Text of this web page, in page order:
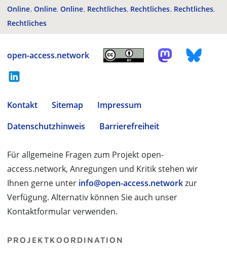
Online Online Online Rechtliches Rechtliches Rechtliches
Rechtliches
open-access.network
Kontakt Sitemap
Impressum
Datenschutzhinweis
Barrierefreiheit
Für allgemeine Fragen zum Projekt open-
access.network, Anregungen und Kritik stehen wir
Ihnen gerne unter info@open-access.networkzur
Verfügung. Alternativ können Sie auch unser
Kontaktformular verwenden.
PROJEKTKOORDINATION